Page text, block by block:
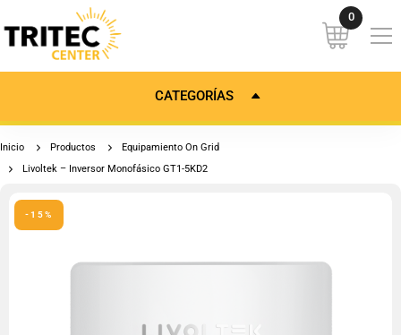
CATEGORÍAS
Inicio Productos
Equipamiento On Grid
Livoltek – Inversor Monofásico GT1-5KD2
-15%